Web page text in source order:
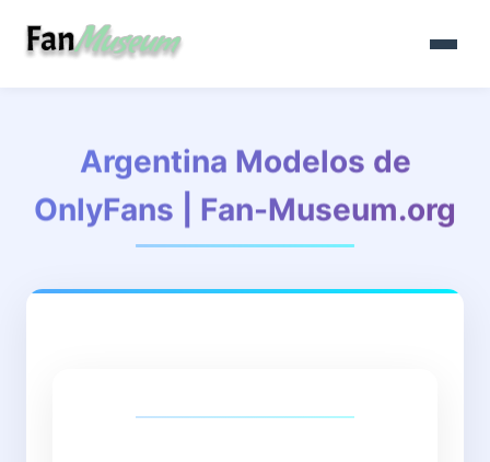
Argentina Modelos de
OnlyFans | Fan-Museum.org